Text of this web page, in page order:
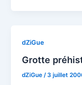
dZiGue
Grotte
dZiGue /3 juillet